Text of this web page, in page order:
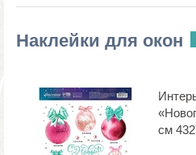
Наклейки для окон
см